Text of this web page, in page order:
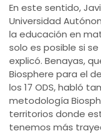
En este sentido,
Universidad
la educación en
solo es posible si
explicó. Benayas,
Biosphere para el
los 17 ODS, habló
metodología
territorios donde
tenemos más